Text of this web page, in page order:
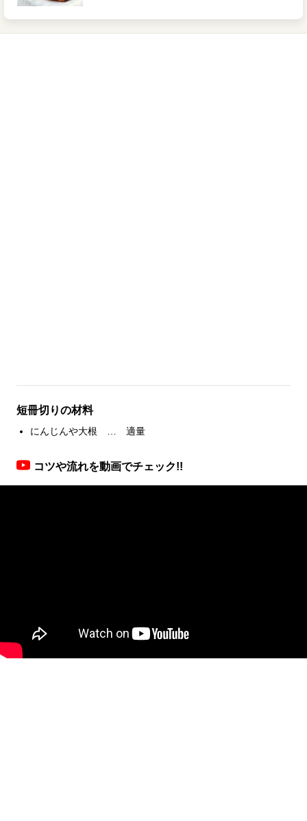
短冊切りの材料
にんじんや大根 … 適量
コツや流れを動画でチェック!!